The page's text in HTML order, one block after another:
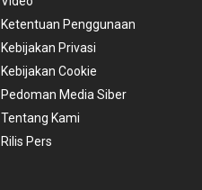
Ketentuan Penggunaan
Kebijakan Privasi
Kebijakan Cookie
Pedoman Media Siber
Tentang Kami
Rilis Pers